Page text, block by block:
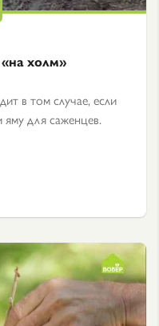
холм»
в том случае, если
для саженцев.